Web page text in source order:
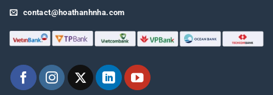
contact@hoathanhnha.com